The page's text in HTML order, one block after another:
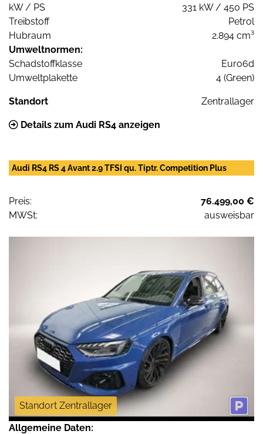
kW / PS
331 kW / 450 PS
Treibstoff
Petrol
Hubraum
2.894 cm³
Umweltnormen:
Schadstoffklasse
Euro6d
Umweltplakette
4 (Green)
Standort Zentrallager
Details zum Audi RS4 anzeigen
Audi RS4 RS 4 Avant 2.9 TFSI qu. Tiptr. Competition Plus
Preis:
76.499,00 €
MWSt:
ausweisbar
Standort Zentrallager
Allgemeine Daten: